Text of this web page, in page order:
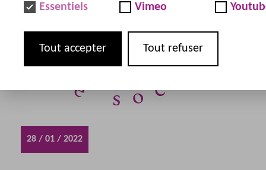
28 / 01 / 2022
Essentiels Vimeo
Tout accepter Tout refuser